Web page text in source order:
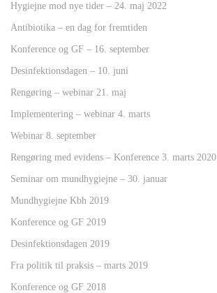
Hygiejne mod nye tider – 24. maj 2022
Antibiotika – en dag for fremtiden
Konference og GF – 16. september
Desinfektionsdagen – 10. juni
Rengøring – webinar 21. maj
Implementering – webinar 4. marts
Webinar 8. september
Rengøring med evidens – Konference 3. marts 2020
Seminar om mundhygiejne – 30. januar
Mundhygiejne Kbh 2019
Konference og GF 2019
Desinfektionsdagen 2019
Fra politik til praksis – marts 2019
Konference og GF 2018